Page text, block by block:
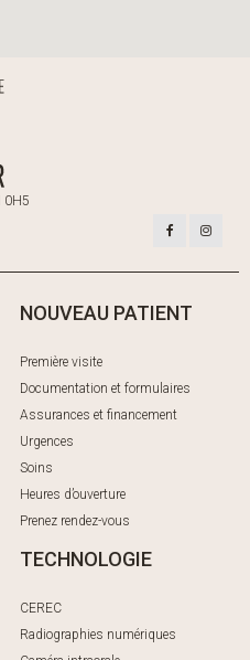
0H5
NOUVEAU PATIENT
Première visite
Documentation et formulaires
Assurances et financement
Urgences
Soins
Heures d’ouverture
Prenez rendez-vous
TECHNOLOGIE
CEREC
Radiographies numériques